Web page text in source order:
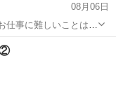
08月06日
仕事に難しいことはあ
かり覚えられるの
あなたにお任せする
②